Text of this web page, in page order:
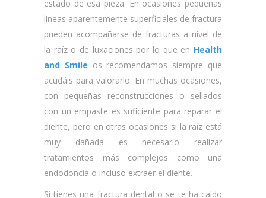
estado de esa pieza. En ocasiones pequeñas
lineas aparentemente superficiales de fractura
pueden acompañarse de fracturas a nivel de
la raíz o de luxaciones por lo que en Health
and Smile os recomendamos siempre que
acudáis para valorarlo. En muchas ocasiones,
con pequeñas reconstrucciones o sellados
con un empaste es suficiente para reparar el
diente, pero en otras ocasiones si la raíz está
muy dañada es necesario realizar
tratamientos más complejos como una
endodoncia o incluso extraer el diente.
Si tienes una fractura dental o se te ha caído